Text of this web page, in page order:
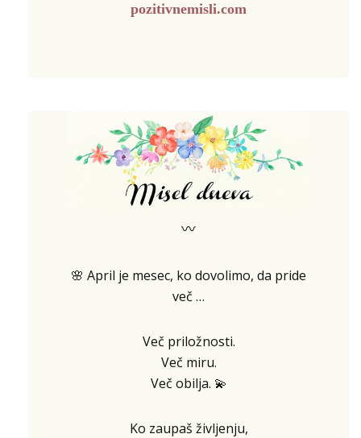
pozitivnemisli.com
〰
🌸 April je mesec, ko dovolimo, da pride
več …
Več priložnosti.
Več miru.
Več obilja. 💫
Ko zaupaš življenju,